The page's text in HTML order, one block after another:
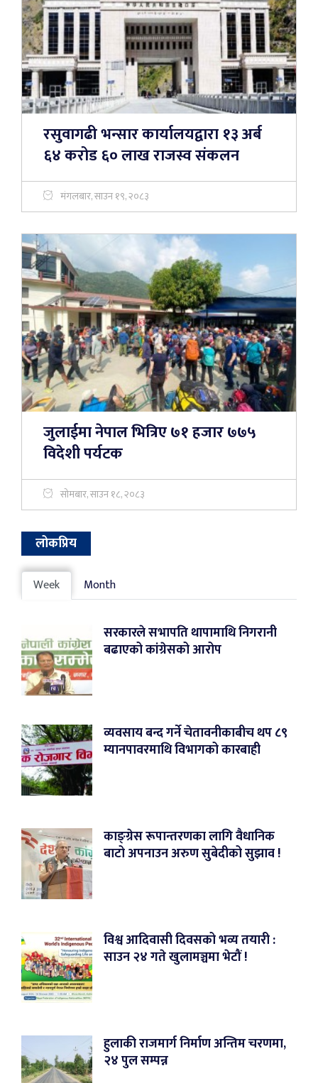
रसुवागढी भन्सार कार्यालयद्वारा १३ अर्ब
६४ करोड ६० लाख राजस्व संकलन
मंगलबार, साउन १९, २०८३
जुलाईमा नेपाल भित्रिए ७१ हजार ७७५
विदेशी पर्यटक
सोमबार, साउन १८, २०८३
लोकप्रिय
Week Month
सरकारले सभापति थापामाथि निगरानी
बढाएको कांग्रेसको आरोप
व्यवसाय बन्द गर्ने चेतावनीकाबीच थप ८९
म्यानपावरमाथि विभागको कारबाही
काङ्ग्रेस रूपान्तरणका लागि वैधानिक
बाटो अपनाउन अरुण सुबेदीको सुझाव !
विश्व आदिवासी दिवसको भव्य तयारी :
साउन २४ गते खुलामञ्चमा भेटौं !
हुलाकी राजमार्ग निर्माण अन्तिम चरणमा,
२४ पुल सम्पन्न